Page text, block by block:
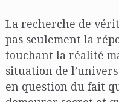
La recherche de
pas seulement la
touchant la réalité
situation de
en question du fait